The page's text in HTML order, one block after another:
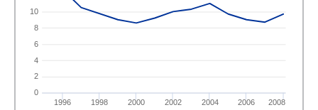
1996 1998 2000 2002 2004 2006 2008
0
2
4
6
8
10